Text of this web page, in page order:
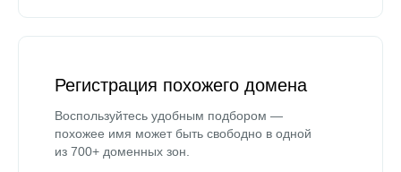
Регистрация похожего домена
Воспользуйтесь удобным подбором —
похожее имя может быть свободно в одной
из 700+ доменных зон.